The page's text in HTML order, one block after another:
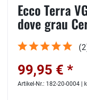
Ecco Terra
dove grau
(2
99,95 € *
Artikel-Nr.: 182-20-0004 |